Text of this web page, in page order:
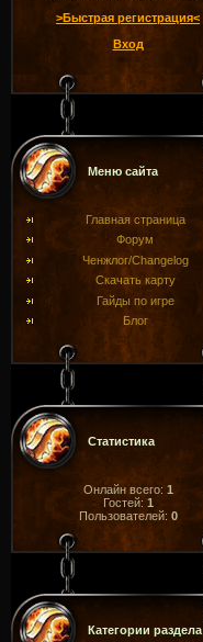
>Быстрая регистрация<
Вход
Меню сайта
Главная страница
Форум
Ченжлог/Changelog
Скачать карту
Гайды по игре
Блог
Статистика
Онлайн всего: 1
Гостей: 1
Пользователей: 0
Категории раздела